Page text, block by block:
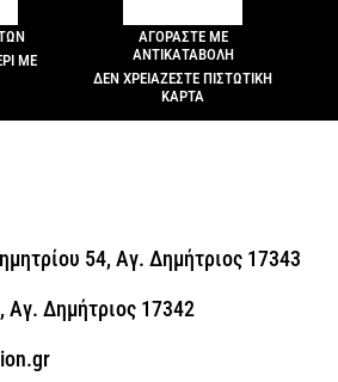
ΜΕ
ΑΓΟΡΑΣΤΕ ΜΕ
ΑΝΤΙΚΑΤΑΒΟΛΗ
ΔΕΝ ΧΡΕΙΑΖΕΣΤΕ ΠΙΣΤΩΤΙΚΗ
ΚΑΡΤΑ
54, Αγ. Δημήτριος 17343
Αγ. Δημήτριος 17342